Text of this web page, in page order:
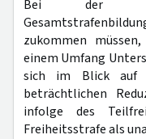
Bei der neu
zukommen
einem Umfang
sich im Blick auf
beträchtlichen
infolge des
Freiheitsstrafe als